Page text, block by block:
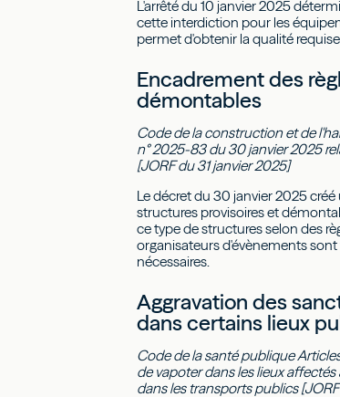
L'arrêté du 10 janvier 2025
cette interdiction pour les
permet d'obtenir la qualité
Encadrement des
démontables
Code de la construction et de
n° 2025-83 du 30 janvier 2025
[JORF du 31 janvier 2025]
Le décret du 30 janvier 2025
structures provisoires et
ce type de structures selon des
organisateurs d'évènements
nécessaires.
Aggravation des
dans certains lieux
Code de la santé publique
de vapoter dans les lieux
dans les transports publics